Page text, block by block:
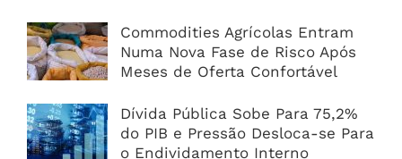
Commodities Agrícolas Entram
Numa Nova Fase de Risco Após
Meses de Oferta Confortável
Dívida Pública Sobe Para 75,2%
do PIB e Pressão Desloca-se Para
o Endividamento Interno